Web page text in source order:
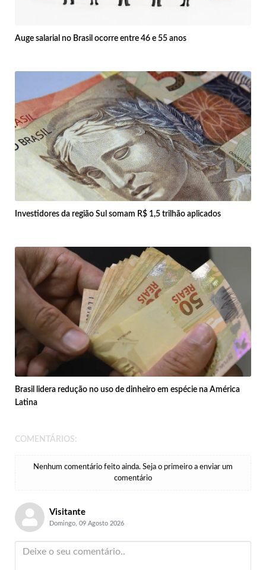
Auge salarial no Brasil ocorre entre 46 e 55 anos
Investidores da região Sul somam R$ 1,5 trilhão aplicados
Brasil lidera redução no uso de dinheiro em espécie na América
Latina
COMENTÁRIOS:
Nenhum comentário feito ainda. Seja o primeiro a enviar um
comentário
Visitante
Domingo, 09 Agosto 2026